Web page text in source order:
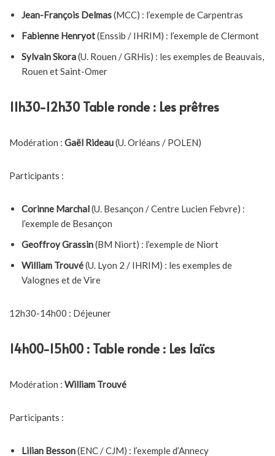
Jean-François Delmas(MCC) : l’exemple de Carpentras
Fabienne Henryot(Enssib / IHRIM) : l’exemple de Clermont
Sylvain Skora(U. Rouen / GRHis) : les exemples de Beauvais,
Rouen et Saint-Omer
11h30-12h30 Table ronde : Les prêtres
Modération : Gaël Rideau(U. Orléans / POLEN)
Participants :
Corinne Marchal(U. Besançon / Centre Lucien Febvre) :
l’exemple de Besançon
Geoffroy Grassin(BM Niort) : l’exemple de Niort
William Trouvé(U. Lyon 2 / IHRIM) : les exemples de
Valognes et de Vire
12h30-14h00 : Déjeuner
14h00-15h00 : Table ronde : Les laïcs
Modération : William Trouvé
Participants :
Lilian Besson(ENC / CJM) : l’exemple d’Annecy